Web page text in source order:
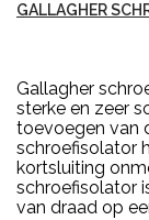
GALLAGHER
Gallagher
sterke en zeer
toevoegen van
schroefisolator
kortsluiting
schroefisolator
van draad op